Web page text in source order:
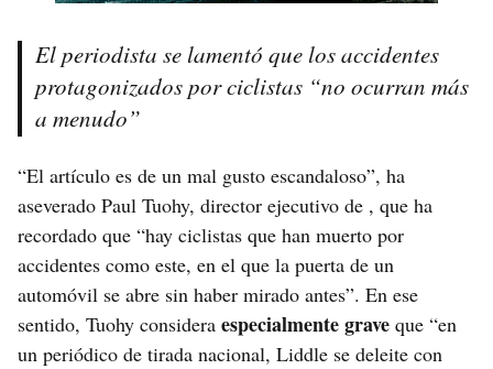
El periodista se lamentó que los accidentes
protagonizados por ciclistas “no ocurran más
a menudo”
“El artículo es de un mal gusto escandaloso”, ha
aseverado Paul Tuohy, director ejecutivo de , que ha
recordado que “hay ciclistas que han muerto por
accidentes como este, en el que la puerta de un
automóvil se abre sin haber mirado antes”. En ese
sentido, Tuohy considera especialmente grave que “en
un periódico de tirada nacional, Liddle se deleite con